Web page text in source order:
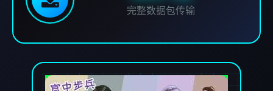
完整数据包传输